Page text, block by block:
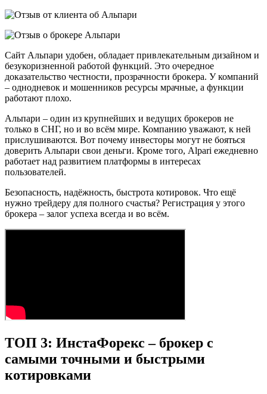
Сайт Альпари удобен, обладает привлекательным дизайном и
безукоризненной работой функций. Это очередное
доказательство честности, прозрачности брокера. У компаний
– однодневок и мошенников ресурсы мрачные, а функции
работают плохо.
Альпари – один из крупнейших и ведущих брокеров не
только в СНГ, но и во всём мире. Компанию уважают, к ней
прислушиваются. Вот почему инвесторы могут не бояться
доверить Альпари свои деньги. Кроме того, Alpari ежедневно
работает над развитием платформы в интересах
пользователей.
Безопасность, надёжность, быстрота котировок. Что ещё
нужно трейдеру для полного счастья? Регистрация у этого
брокера – залог успеха всегда и во всём.
ТОП 3: ИнстаФорекс – брокер с
самыми точными и быстрыми
котировками